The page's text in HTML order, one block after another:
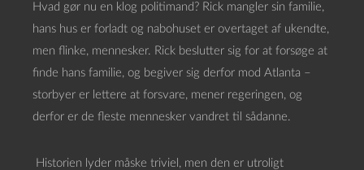
Hvad gør nu en klog politimand? Rick mangler sin familie,
hans hus er forladt og nabohuset er overtaget af ukendte,
men flinke, mennesker. Rick beslutter sig for at forsøge at
finde hans familie, og begiver sig derfor mod Atlanta –
storbyer er lettere at forsvare, mener regeringen, og
derfor er de fleste mennesker vandret til sådanne.
Historien lyder måske triviel, men den er utroligt